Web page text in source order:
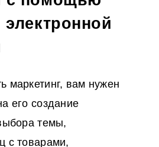
маркетинг, вам нужен
его создание
темы,
с товарами,